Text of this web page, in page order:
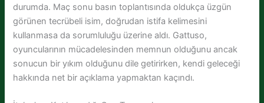
durumda. Maç sonu basın toplantısında oldukça üzgün
görünen tecrübeli isim, doğrudan istifa kelimesini
kullanmasa da sorumluluğu üzerine aldı. Gattuso,
oyuncularının mücadelesinden memnun olduğunu ancak
sonucun bir yıkım olduğunu dile getirirken, kendi geleceği
hakkında net bir açıklama yapmaktan kaçındı.